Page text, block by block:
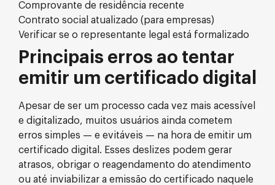
Comprovante de residência recente
Contrato social atualizado (para empresas)
Verificar se o representante legal está formalizado
Principais erros ao tentar
emitir um certificado digital
Apesar de ser um processo cada vez mais acessível
e digitalizado, muitos usuários ainda cometem
erros simples — e evitáveis — na hora de emitir um
certificado digital. Esses deslizes podem gerar
atrasos, obrigar o reagendamento do atendimento
ou até inviabilizar a emissão do certificado naquele